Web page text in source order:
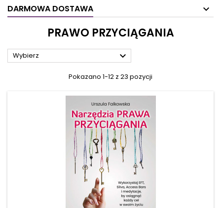
DARMOWA DOSTAWA
PRAWO PRZYCIĄGANIA
Wybierz 
Pokazano 1-12 z 23 pozycji